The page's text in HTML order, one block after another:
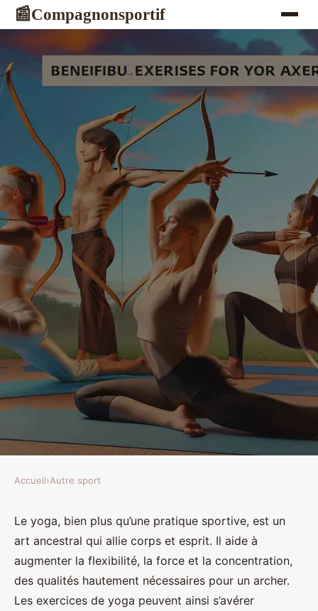
📰Compagnonsportif
AUTRE SPORT
Quels sont les exercices de yoga
bénéfiques pour la souplesse des
archers ?
Valentine•7 avril 2024•8 min de lecture
Accueil›Autre sport
Le yoga, bien plus qu’une pratique sportive, est un
art ancestral qui allie corps et esprit. Il aide à
augmenter la flexibilité, la force et la concentration,
des qualités hautement nécessaires pour un archer.
Les exercices de yoga peuvent ainsi s’avérer